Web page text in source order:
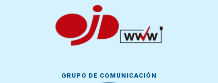
GRUPO DE COMUNICACIÓN